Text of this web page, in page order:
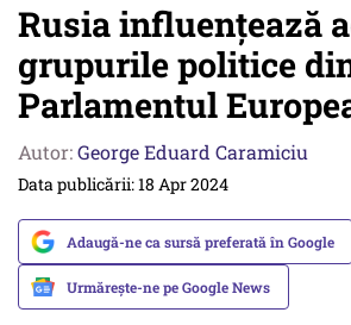
Rusia influențează
grupurile politice
Parlamentul
Autor:George Eduard Caramiciu
Data publicării: 18 Apr 2024
Adaugă-ne ca sursă preferată în Google
Urmărește-ne pe Google News